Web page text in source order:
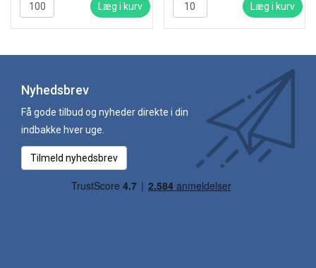
Læg i kurv Læg i kurv
Nyhedsbrev
Få gode tilbud og nyheder direkte i din
indbakke hver uge.
Tilmeld nyhedsbrev